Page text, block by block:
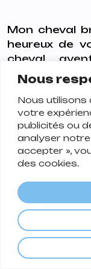
Nous
Nous utilisons
votre
publicités ou
analyser notre
accepter »,
des cookies.
Mon cheval
heureux de
cheval
inventé pour
barque.
ramer en
ou de me
brume du
de moi, en
au milieu et
lac n’est
quelque
Mon destrier
faisaient
que le lycée